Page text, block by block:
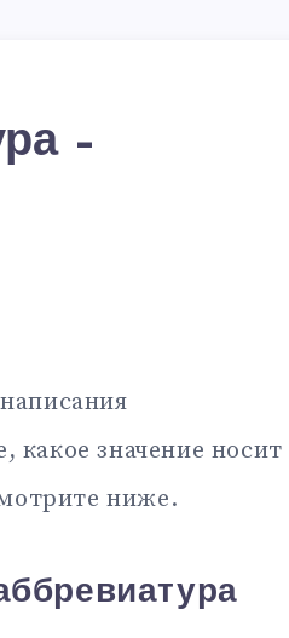
–
какое значение носит
ниже.